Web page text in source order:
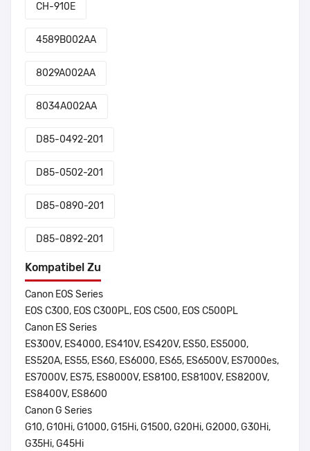
CH-910E
4589B002AA
8029A002AA
8034A002AA
D85-0492-201
D85-0502-201
D85-0890-201
D85-0892-201
Kompatibel Zu
Canon EOS Series
EOS C300, EOS C300PL, EOS C500, EOS C500PL
Canon ES Series
ES300V, ES4000, ES410V, ES420V, ES50, ES5000,
ES520A, ES55, ES60, ES6000, ES65, ES6500V, ES7000es,
ES7000V, ES75, ES8000V, ES8100, ES8100V, ES8200V,
ES8400V, ES8600
Canon G Series
G10, G10Hi, G1000, G15Hi, G1500, G20Hi, G2000, G30Hi,
G35Hi, G45Hi